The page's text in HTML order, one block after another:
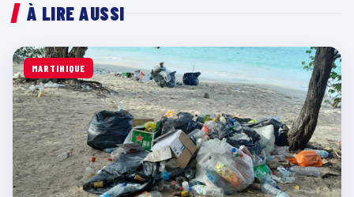
À LIRE AUSSI
MARTINIQUE